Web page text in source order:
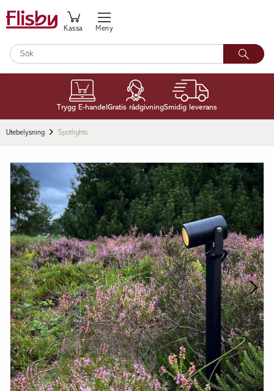
Meny
Kassa
Trygg E-handel Gratis rådgivningSmidig leverans
Utebelysning Spotlights